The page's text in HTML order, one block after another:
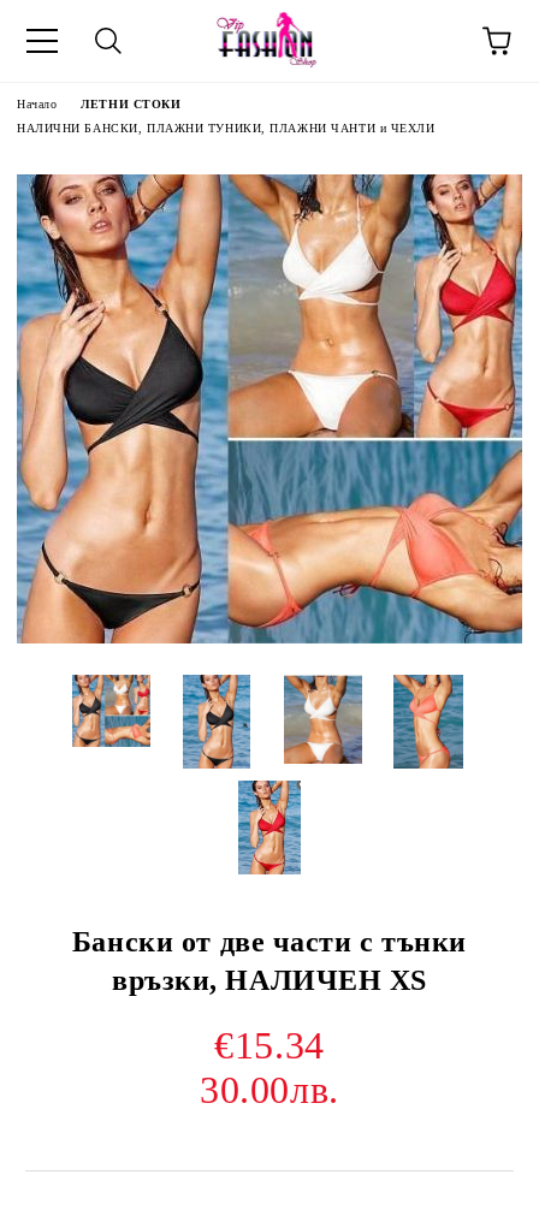
Начало
ЛЕТНИ СТОКИ
НАЛИЧНИ БАНСКИ, ПЛАЖНИ ТУНИКИ, ПЛАЖНИ ЧАНТИ и ЧЕХЛИ
Бански от две части с тънки
връзки, НАЛИЧЕН XS
€15.34
30.00лв.